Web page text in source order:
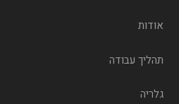
אודות
תהליך עבודה
גלריה